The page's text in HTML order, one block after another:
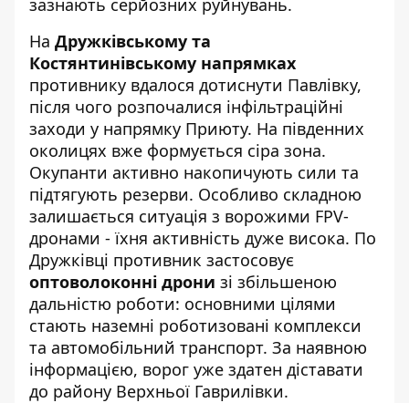
На Дружківському та
Костянтинівському напрямках
противнику вдалося дотиснути Павлівку,
після чого розпочалися інфільтраційні
заходи у напрямку Приюту. На південних
околицях вже формується сіра зона.
Окупанти активно накопичують сили та
підтягують резерви. Особливо складною
залишається ситуація з ворожими FPV-
дронами - їхня активність дуже висока. По
Дружківці противник застосовує
оптоволоконні дрони зі збільшеною
дальністю роботи: основними цілями
стають наземні роботизовані комплекси
та автомобільний транспорт. За наявною
інформацією, ворог уже здатен діставати
до району Верхньої Гаврилівки.